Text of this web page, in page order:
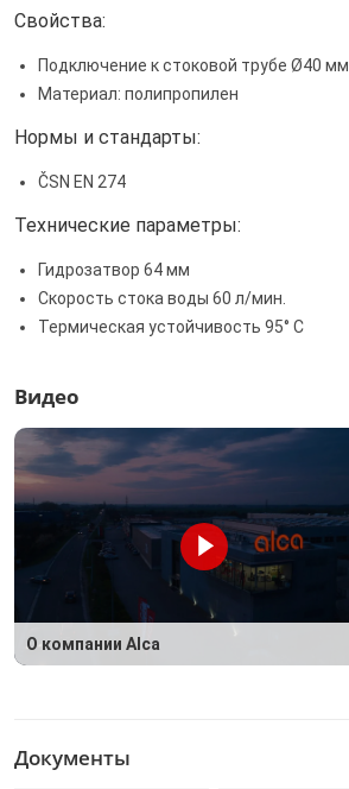
Свойства:
Подключение к стоковой трубе Ø40 мм
Материал: полипропилен
Нормы и стандарты:
ČSN EN 274
Технические параметры:
Гидрозатвор 64 мм
Скорость стока воды 60 л/мин.
Термическая устойчивость 95° С
Видео
О компании Alca
Документы